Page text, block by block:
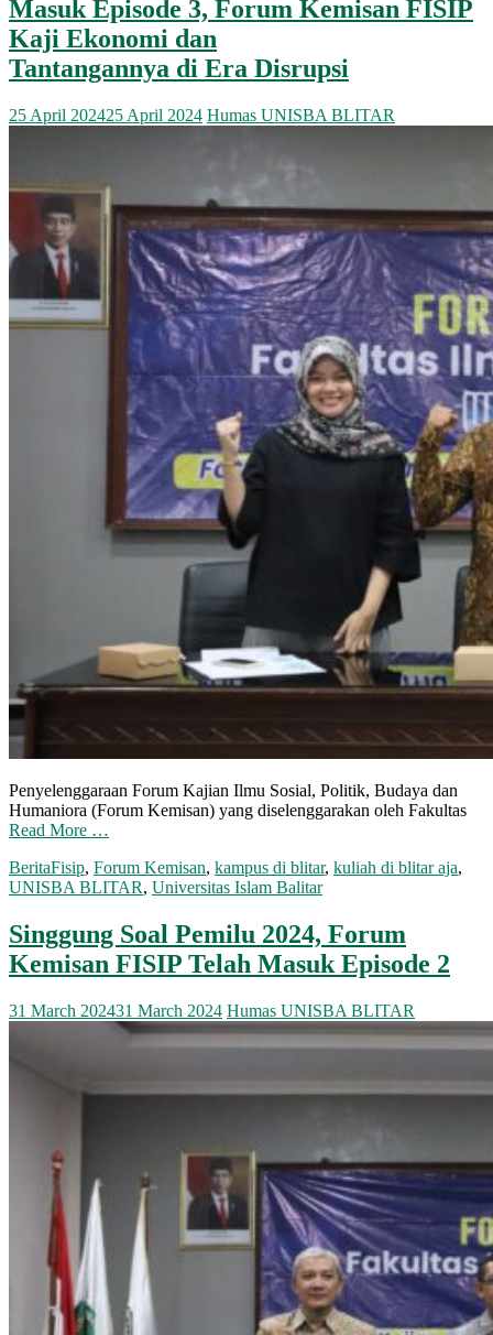
Masuk Episode 3, Forum Kemisan FISIP
Kaji Ekonomi dan
Tantangannya di Era Disrupsi
25 April 202425 April 2024 Humas UNISBA BLITAR
Penyelenggaraan Forum Kajian Ilmu Sosial, Politik, Budaya dan
Humaniora (Forum Kemisan) yang diselenggarakan oleh Fakultas
Read More …
BeritaFisip, Forum Kemisan, kampus di blitar, kuliah di blitar aja,
UNISBA BLITAR, Universitas Islam Balitar
Singgung Soal Pemilu 2024, Forum
Kemisan FISIP Telah Masuk Episode 2
31 March 202431 March 2024 Humas UNISBA BLITAR